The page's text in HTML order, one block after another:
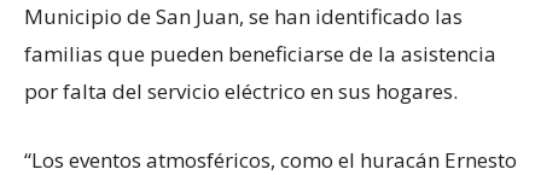
Municipio de San Juan, se han identificado las
familias que pueden beneficiarse de la asistencia
por falta del servicio eléctrico en sus hogares.
“Los eventos atmosféricos, como el huracán Ernesto